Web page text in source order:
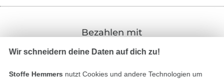
Bezahlen mit
Wir schneidern deine Daten auf dich zu!
Stoffe Hemmers nutzt Cookies und andere Technologien um